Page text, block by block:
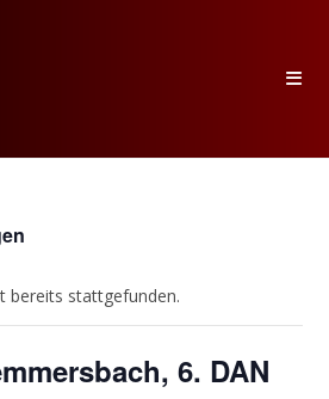
bereits stattgefunden.
6. DAN